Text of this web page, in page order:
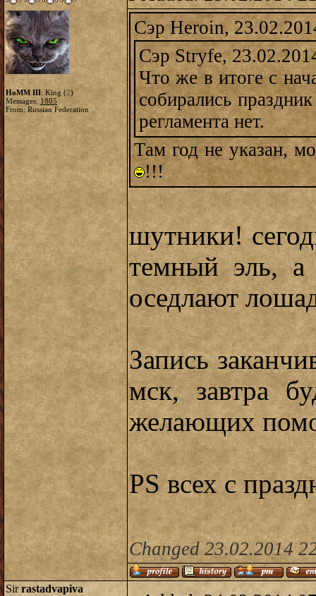
HoMM III: King (2)
Messages: 1805
From: Russian Federation
Сэр Heroin,
Сэр Stryfe,
Что же в итоге с
собирались
регламента нет.
Там год не указан,
!!!
шутники!
темный эль, а
оседлают
Запись
мск, завтра
желающих
PS всех с
Changed 23.02.2014
Sirrastadvapiva